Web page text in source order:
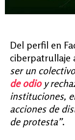
Del perfil en
ciberpatrullaje
ser un
de odio y
instituciones,
acciones de
de protesta”.